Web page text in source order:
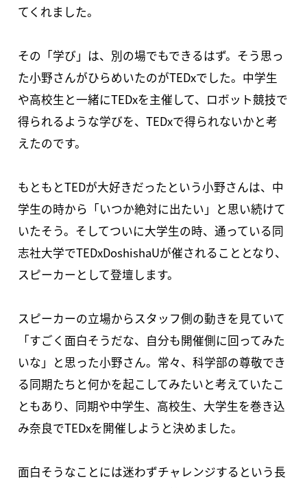
てくれました。
その「学び」は、別の場でもできるはず。そう思っ
た小野さんがひらめいたのがTEDxでした。中学生
や高校生と一緒にTEDxを主催して、ロボット競技で
得られるような学びを、TEDxで得られないかと考
えたのです。
もともとTEDが大好きだったという小野さんは、中
学生の時から「いつか絶対に出たい」と思い続けて
いたそう。そしてついに大学生の時、通っている同
志社大学でTEDxDoshishaUが催されることとなり、
スピーカーとして登壇します。
スピーカーの立場からスタッフ側の動きを見ていて
「すごく面白そうだな、自分も開催側に回ってみた
いな」と思った小野さん。常々、科学部の尊敬でき
る同期たちと何かを起こしてみたいと考えていたこ
ともあり、同期や中学生、高校生、大学生を巻き込
み奈良でTEDxを開催しようと決めました。
面白そうなことには迷わずチャレンジするという長